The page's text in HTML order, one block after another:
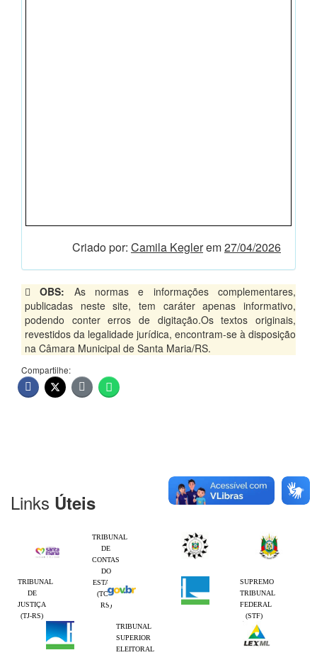
Criado por: Camila Keglerem27/04/2026
OBS: As normas e informações complementares,
publicadas neste site, tem caráter apenas informativo,
podendo conter erros de digitação.Os textos originais,
revestidos da legalidade jurídica, encontram-se à disposição
na Câmara Municipal de Santa Maria/RS.
Compartilhe:
Links Úteis
TRIBUNAL
DE
CONTAS
DO
ESTADO
(TCE-
RS)
TRIBUNAL
DE
JUSTIÇA
(TJ-RS)
SUPREMO
TRIBUNAL
FEDERAL
(STF)
TRIBUNAL
SUPERIOR
ELEITORAL